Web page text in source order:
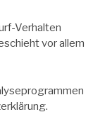
Verhalten
vor allem